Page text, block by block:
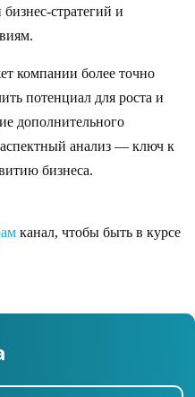
стратегий и
компании более точно
потенциал для роста и
дополнительного
анализ — ключ к
бизнеса.
канал, чтобы быть в курсе